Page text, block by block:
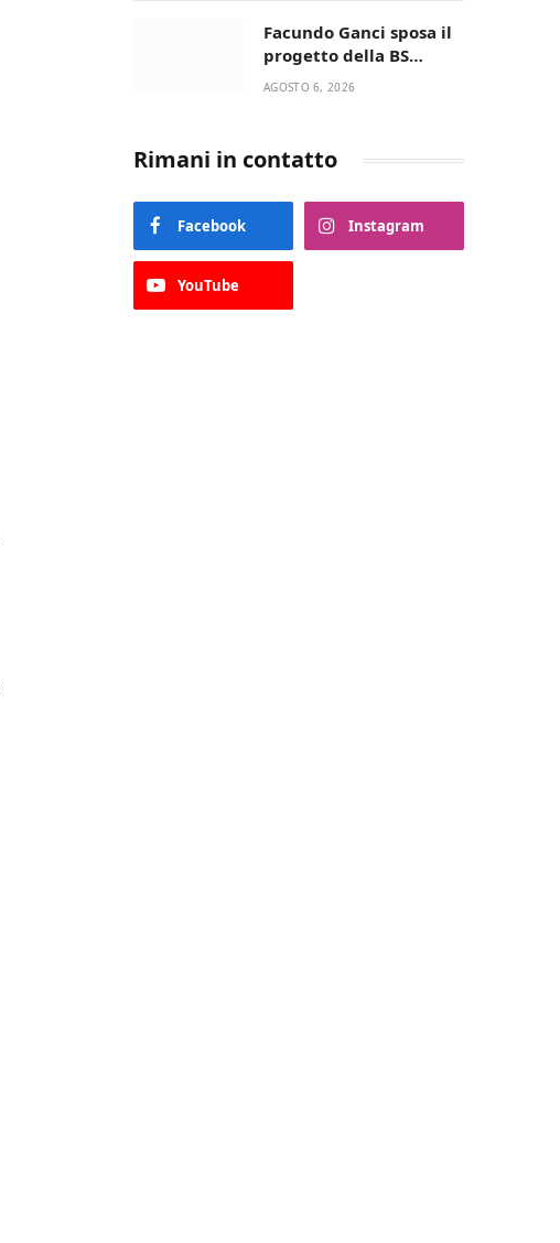
Facundo Ganci sposa il
progetto della BS
Soccer Team Fasano e
AGOSTO 6, 2026
Rimani in contatto
Facebook Instagram
YouTube